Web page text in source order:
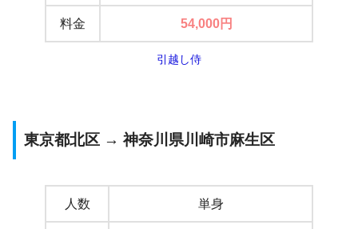
料金 54,000円
引越し侍
東京都北区 → 神奈川県川崎市麻生区
人数 単身